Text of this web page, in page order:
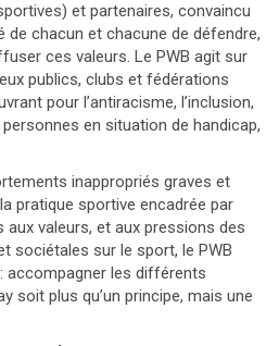
et partenaires, convaincu
de chacun et chacune de défendre,
ces valeurs. Le PWB agit sur
publics, clubs et fédérations
pour l’antiracisme, l’inclusion,
en situation de handicap,
inappropriés graves et
pratique sportive encadrée par
valeurs, et aux pressions des
sociétales sur le sport, le PWB
accompagner les différents
soit plus qu’un principe, mais une